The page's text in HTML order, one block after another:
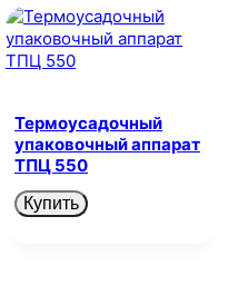
Термоусадочный
упаковочный аппарат
ТПЦ 550
Купить